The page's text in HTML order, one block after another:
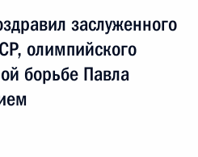
заслуженного
олимпийского
борьбе Павла